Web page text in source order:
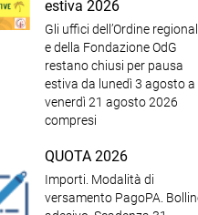
estiva 2026
Gli uffici dell’Ordine
e della Fondazione OdG
restano chiusi per pausa
estiva da lunedì 3 agosto a
venerdì 21 agosto 2026
compresi
QUOTA 2026
Importi. Modalità di
versamento PagoPA.